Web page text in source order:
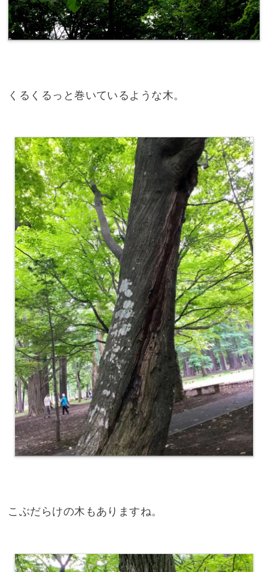
くるくるっと巻いているような木。
こぶだらけの木もありますね。